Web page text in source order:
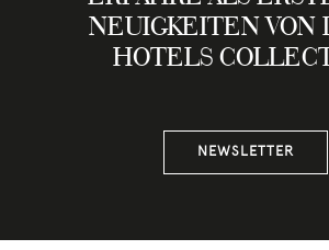
NEUIGKEITEN VON
HOTELS
NEWSLETTER